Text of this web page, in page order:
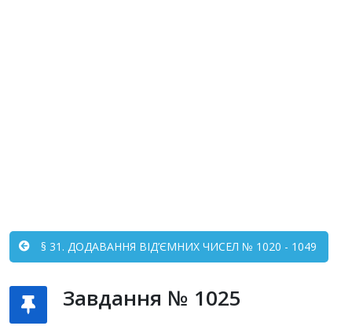
§ 31. ДОДАВАННЯ ВІД’ЄМНИХ ЧИСЕЛ № 1020 - 1049
Завдання № 1025